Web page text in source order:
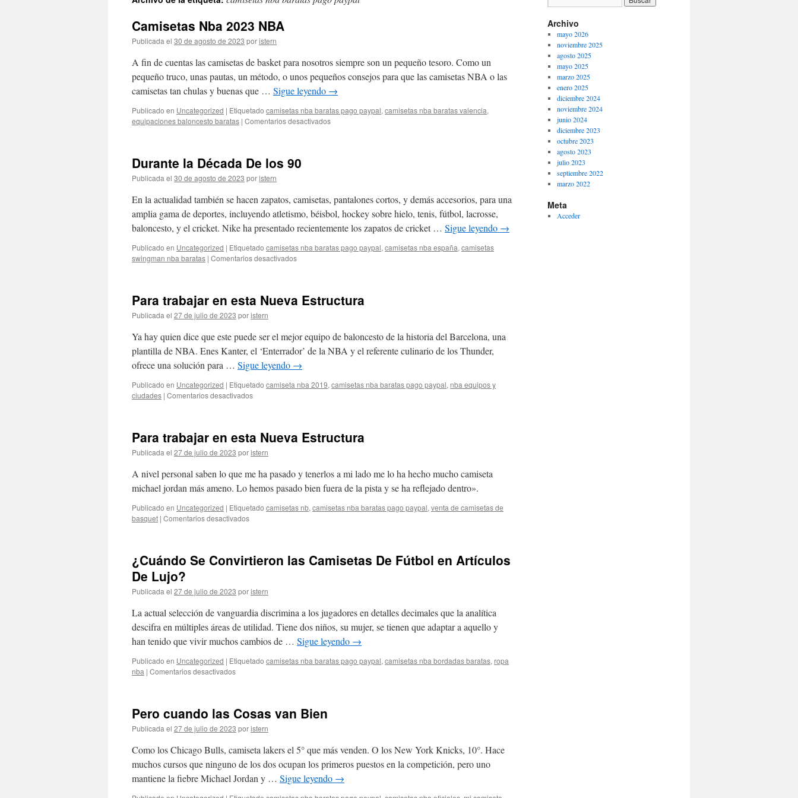
contenido
Camisetas Nba 2023 NBA
Publicada el 30 de agosto de 2023 poristern
A fin de cuentas las camisetas de basket para nosotros siempre son un pequeño tesoro. Como un
pequeño truco, unas pautas, un método, o unos pequeños consejos para que las camisetas NBA o las
camisetas tan chulas y buenas que … Sigue leyendo →
Publicado en Uncategorized | Etiquetado camisetas nba baratas pago paypal, camisetas nba baratas valencia,
equipaciones baloncesto baratas | Comentarios desactivadosen
Durante la Década De los 90
Publicada el 30 de agosto de 2023 poristern
En la actualidad también se hacen zapatos, camisetas, pantalones cortos, y demás accesorios, para una
amplia gama de deportes, incluyendo atletismo, béisbol, hockey sobre hielo, tenis, fútbol, lacrosse,
baloncesto, y el cricket. Nike ha presentado recientemente los zapatos de cricket … Sigue leyendo →
Publicado en Uncategorized | Etiquetado camisetas nba baratas pago paypal, camisetas nba españa, camisetas
swingman nba baratas | Comentarios desactivadosen
De
Para trabajar en esta Nueva Estructura
Publicada el 27 de julio de 2023 poristern
Ya hay quien dice que este puede ser el mejor equipo de baloncesto de la historia del Barcelona, una
plantilla de NBA. Enes Kanter, el ‘Enterrador’ de la NBA y el referente culinario de los Thunder,
ofrece una solución para … Sigue leyendo →
Publicado en Uncategorized | Etiquetado camiseta nba 2019, camisetas nba baratas pago paypal, nba equipos y
ciudades | Comentarios desactivadosen
esta
Nueva
Estructura
Para trabajar en esta Nueva Estructura
Publicada el 27 de julio de 2023 poristern
A nivel personal saben lo que me ha pasado y tenerlos a mi lado me lo ha hecho mucho camiseta
michael jordan más ameno. Lo hemos pasado bien fuera de la pista y se ha reflejado dentro».
Publicado en Uncategorized | Etiquetado camisetas nb, camisetas nba baratas pago paypal, venta de camisetas de
basquet | Comentarios desactivadosen
esta
¿Cuándo Se Convirtieron las Camisetas De Fútbol en Artículos
De Lujo?
Publicada el 27 de julio de 2023 poristern
La actual selección de vanguardia discrimina a los jugadores en detalles decimales que la analítica
descifra en múltiples áreas de utilidad. Tiene dos niños, su mujer, se tienen que adaptar a aquello y
han tenido que vivir muchos cambios de … Sigue leyendo →
Publicado en Uncategorized | Etiquetado camisetas nba baratas pago paypal, camisetas nba bordadas baratas, ropa
nba | Comentarios desactivadosen
las
Camisetas
De
Fútbol
en
Artículos
De
Pero cuando las Cosas van Bien
Publicada el 27 de julio de 2023 poristern
Como los Chicago Bulls, camiseta lakers el 5° que más venden. O los New York Knicks, 10°. Hace
muchos cursos que ninguno de los dos ocupan los primeros puestos en la competición, pero uno
mantiene la fiebre Michael Jordan y … Sigue leyendo →
Archivo
mayo 2026
noviembre 2025
agosto 2025
mayo 2025
marzo 2025
enero 2025
diciembre 2024
noviembre 2024
junio 2024
diciembre 2023
octubre 2023
agosto 2023
julio 2023
septiembre 2022
marzo 2022
Meta
Acceder